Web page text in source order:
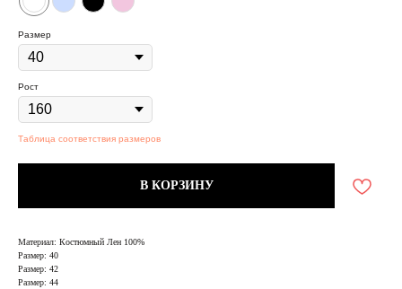
Размер
Рост
Таблица соответствия размеров
В КОРЗИНУ
Материал: Костюмный Лен 100%
Размер: 40
Размер: 42
Размер: 44